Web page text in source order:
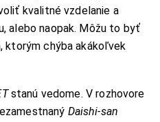
kvalitné vzdelanie a
alebo naopak. Môžu to byť
ktorým chýba akákoľvek
stanú vedome. V rozhovore
Daishi-san